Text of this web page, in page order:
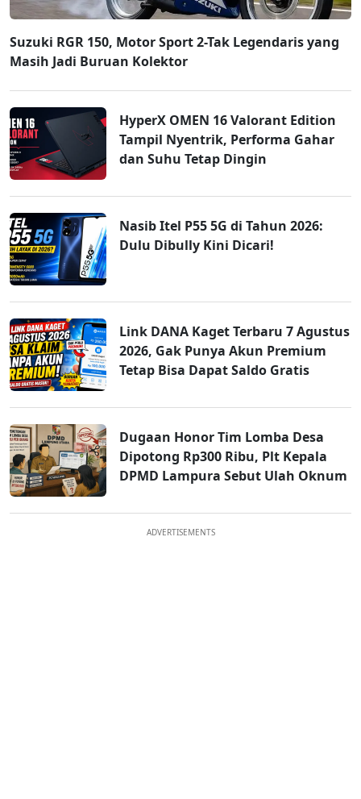
Suzuki RGR 150, Motor Sport 2-Tak Legendaris yang
Masih Jadi Buruan Kolektor
HyperX OMEN 16 Valorant Edition
Tampil Nyentrik, Performa Gahar
dan Suhu Tetap Dingin
Nasib Itel P55 5G di Tahun 2026:
Dulu Dibully Kini Dicari!
Link DANA Kaget Terbaru 7 Agustus
2026, Gak Punya Akun Premium
Tetap Bisa Dapat Saldo Gratis
Dugaan Honor Tim Lomba Desa
Dipotong Rp300 Ribu, Plt Kepala
DPMD Lampura Sebut Ulah Oknum
ADVERTISEMENTS